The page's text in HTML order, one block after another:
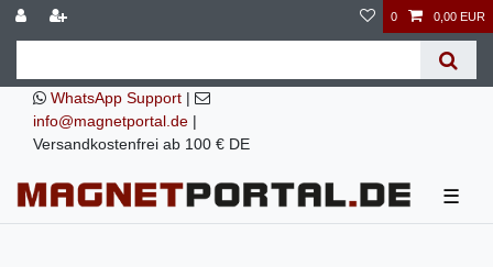
0 0,00 EUR
WhatsApp Support |
info@magnetportal.de |
Versandkostenfrei ab 100 € DE
☰